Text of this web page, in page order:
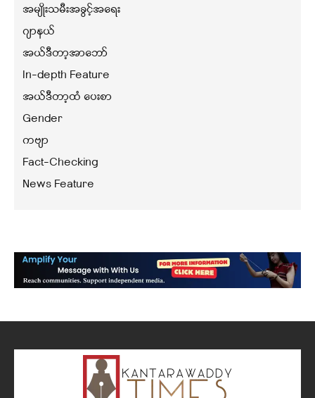
အမျိုးသမီးအခွင့်အရေး
ဂျာနယ်
အယ်ဒီတာ့အာဘော်
In-depth Feature
အယ်ဒီတာ့ထံ ပေးစာ
Gender
ကဗျာ
Fact-Checking
News Feature